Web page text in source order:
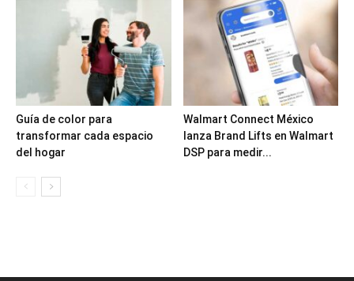
Guía de color para
transformar cada espacio
del hogar
Walmart Connect México
lanza Brand Lifts en Walmart
DSP para medir...